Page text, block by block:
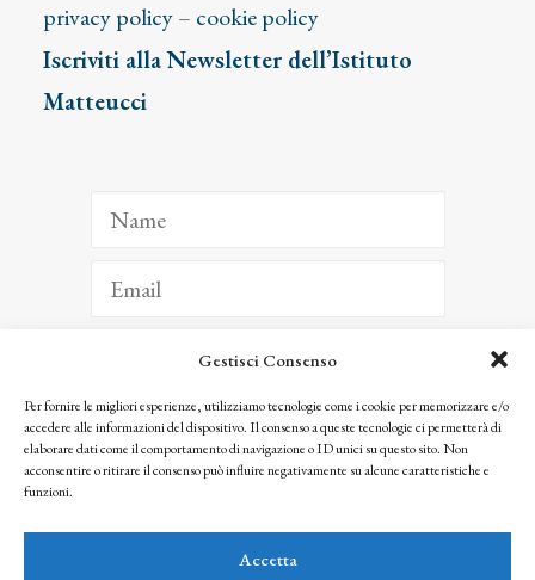
Gestisci Consenso
Per fornire le migliori esperienze, utilizziamo tecnologie come i cookie per memorizzare e/o
accedere alle informazioni del dispositivo. Il consenso a queste tecnologie ci permetterà di
elaborare dati come il comportamento di navigazione o ID unici su questo sito. Non
acconsentire o ritirare il consenso può influire negativamente su alcune caratteristiche e
funzioni.
Accetta
privacy policy– cookie policy
Iscriviti alla Newsletter dell’Istituto
Matteucci
ISCRIVITI
Facendo clic per iscriverti, riconosci che le tue informazioni saranno trattate
seguendo la nostra Privacy Policy
© 2025 Istituto Matteucci. All right reserved
l’autorizzazione scritta dei proprietari dei diritti e dell’Istituto Matteucci